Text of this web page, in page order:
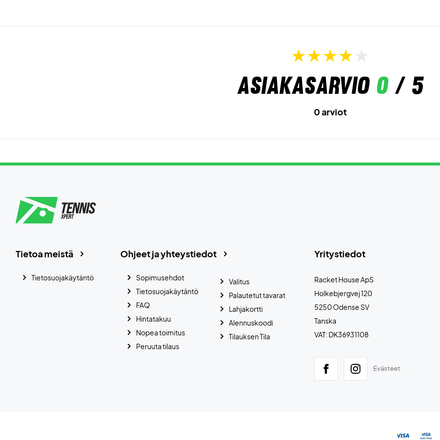
Asiakasarvio 0/ 5
0 arviot
Yritystiedot
Racket House ApS
Holkebjergvej 120
5250 Odense SV
Tanska
VAT: DK36931108
Evästeet
Ohjeet ja yhteystiedot
Sopimusehdot
Tietosuojakäytäntö
FAQ
Hintatakuu
Nopea toimitus
Peruuta tilaus
Valitus
Palautetut tavarat
Lahjakortti
Alennuskoodi
Tilauksen Tila
Tietoa meistä
Tietosuojakäytäntö